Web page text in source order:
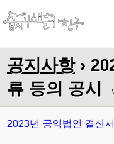
공지사항›
류 등의 공시
2023년 공익법인 결산